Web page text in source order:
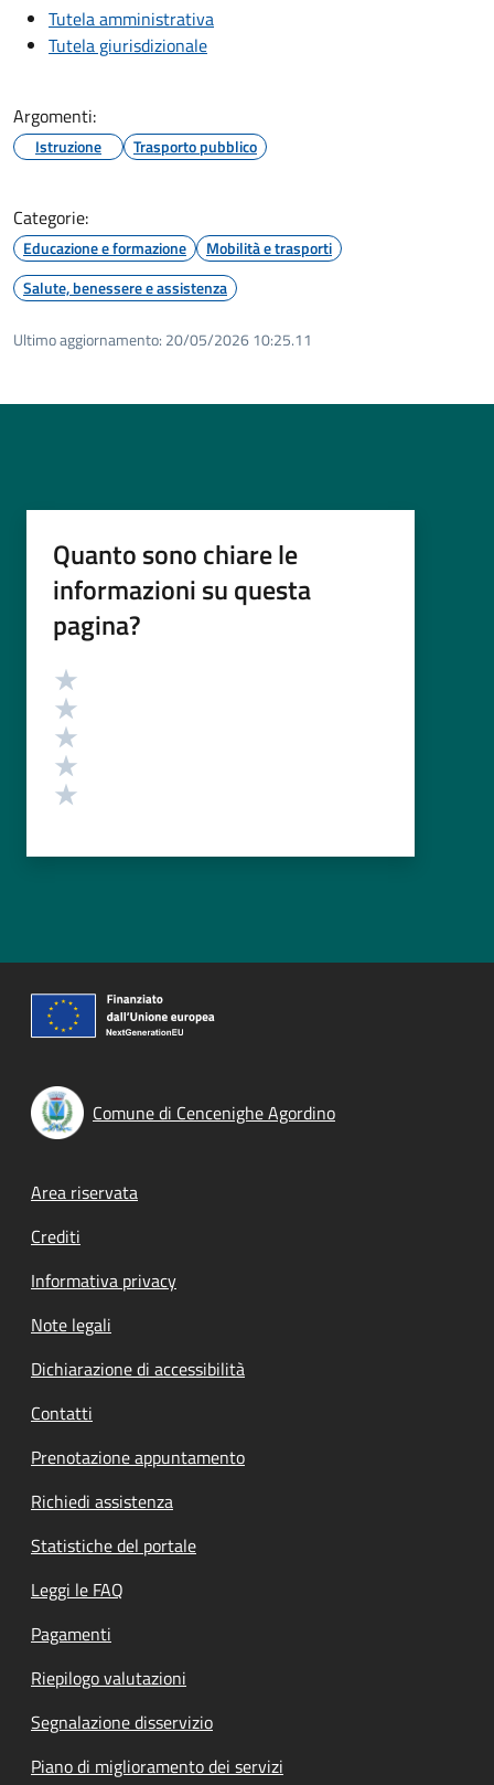
Tutela amministrativa
Tutela giurisdizionale
Argomenti:
Istruzione Trasporto pubblico
Categorie:
Educazione e formazione
Mobilità e trasporti
Salute, benessere e assistenza
Ultimo aggiornamento: 20/05/2026 10:25.11
Quanto sono chiare le
informazioni su questa
pagina?
Valutazione
Comune di Cencenighe Agordino
Footer menu
Area riservata
Crediti
Informativa privacy
Note legali
Dichiarazione di accessibilità
Contatti
Prenotazione appuntamento
Richiedi assistenza
Statistiche del portale
Leggi le FAQ
Pagamenti
Riepilogo valutazioni
Segnalazione disservizio
Piano di miglioramento dei servizi